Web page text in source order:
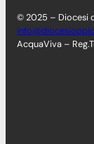
© 2025 – Diocesi
AcquaViva –